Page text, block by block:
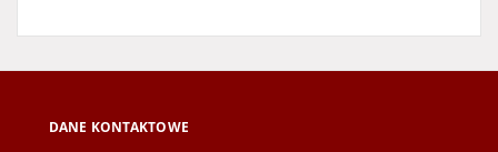
DANE KONTAKTOWE